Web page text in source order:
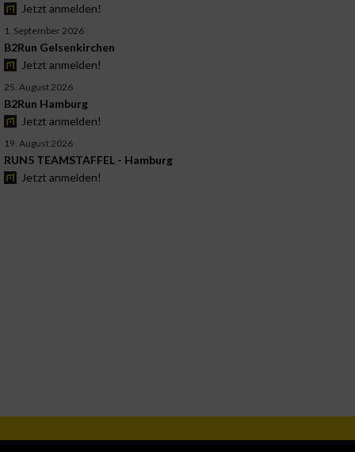
Jetzt anmelden!
1. September 2026
B2Run Gelsenkirchen
Jetzt anmelden!
25. August 2026
B2Run Hamburg
Jetzt anmelden!
19. August 2026
RUN5 TEAMSTAFFEL - Hamburg
Jetzt anmelden!